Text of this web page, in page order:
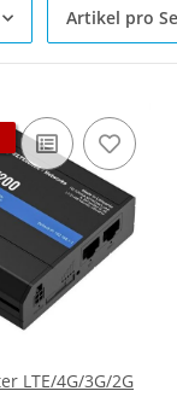
Artikel pro
LTE/4G/3G/2G